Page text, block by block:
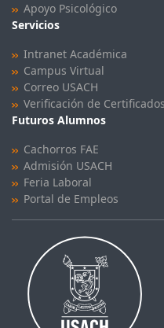
Apoyo Psicológico
Servicios
Intranet Académica
Campus Virtual
Correo USACH
Verificación de Certificados
Futuros Alumnos
Cachorros FAE
Admisión USACH
Feria Laboral
Portal de Empleos